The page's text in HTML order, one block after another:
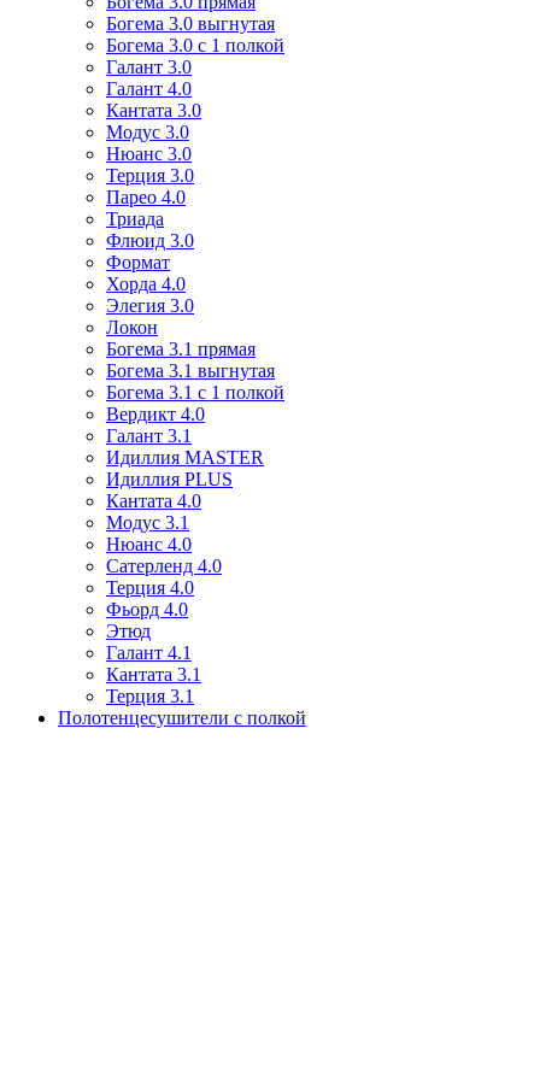
Богема 3.0 выгнутая
Богема 3.0 с 1 полкой
Галант 3.0
Галант 4.0
Кантата 3.0
Модус 3.0
Нюанс 3.0
Терция 3.0
Парео 4.0
Триада
Флюид 3.0
Формат
Хорда 4.0
Элегия 3.0
Локон
Богема 3.1 прямая
Богема 3.1 выгнутая
Богема 3.1 с 1 полкой
Вердикт 4.0
Галант 3.1
Идиллия MASTER
Идиллия PLUS
Кантата 4.0
Модус 3.1
Нюанс 4.0
Сатерленд 4.0
Терция 4.0
Фьорд 4.0
Этюд
Галант 4.1
Кантата 3.1
Терция 3.1
Полотенцесушители с полкой